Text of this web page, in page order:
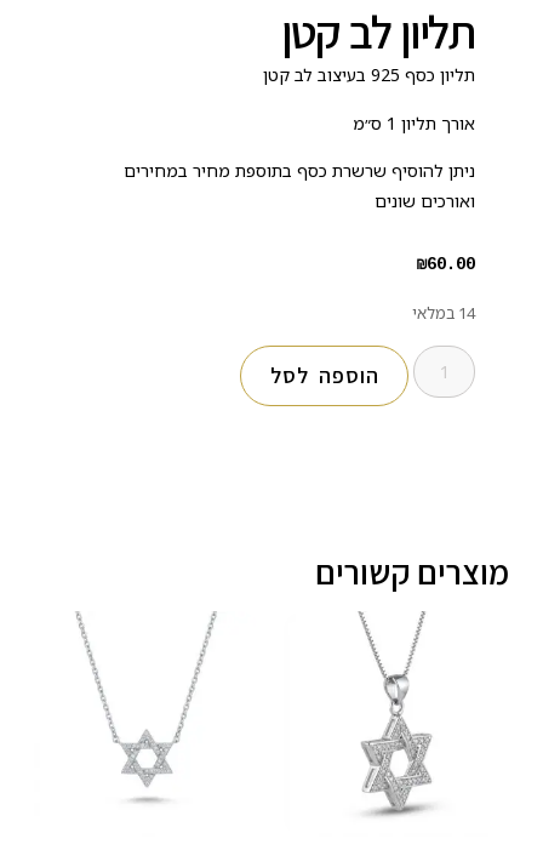
תליון לב קטן
תליון כסף 925 בעיצוב לב קטן
אורך תליון 1 ס״מ
ניתן להוסיף שרשרת כסף בתוספת מחיר במחירים
ואורכים שונים
₪60.00
14 במלאי
הוספה לסל
מוצרים קשורים